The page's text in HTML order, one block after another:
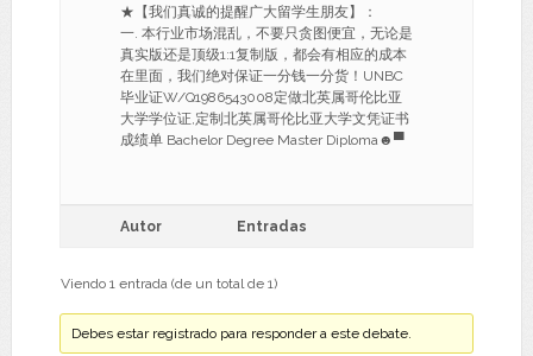
★【我们真诚的提醒广大留学生朋友】：
一. 本行业市场混乱，不要只贪图便宜，无论是
真实版还是顶级1:1复制版，都会有相应的成本
在里面，我们绝对保证一分钱一分货！UNBC
毕业证W/Q1986543008定做北英属哥伦比亚
大学学位证,定制北英属哥伦比亚大学文凭证书
成绩单 Bachelor Degree Master Diploma☻▀
Autor Entradas
Viendo 1 entrada (de un total de 1)
Debes estar registrado para responder a este debate.